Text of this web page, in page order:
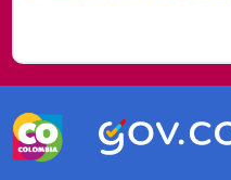
Logos del
Logo
marca